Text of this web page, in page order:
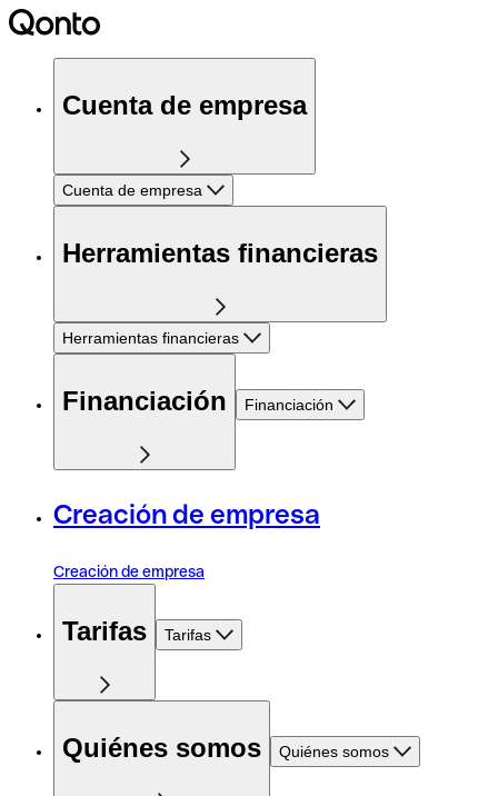
Cuenta de empresa
Cuenta de empresa
Herramientas financieras
Herramientas financieras
Financiación Financiación
Creación de empresa
Creación de empresa
Tarifas Tarifas
Quiénes somos Quiénes somos